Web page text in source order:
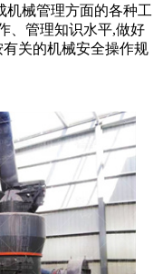
机械管理方面的各种工
、管理知识水平,做好
关的机械安全操作规